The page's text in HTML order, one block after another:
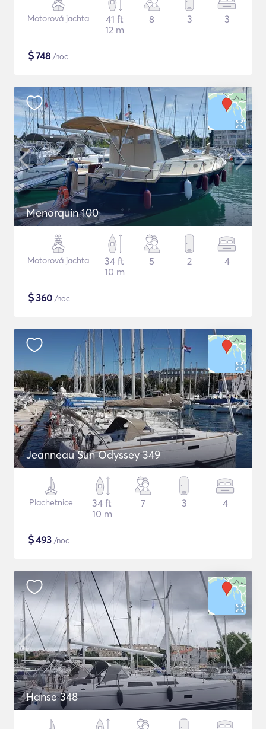
Motorová jachta
41 ft
12 m
8 3 3
$748 /noc
Menorquin 100
Motorová jachta
34 ft
10 m
5 2 4
$360 /noc
Jeanneau Sun Odyssey 349
Plachetnice
34 ft
10 m
7 3 4
$493 /noc
Hanse 348